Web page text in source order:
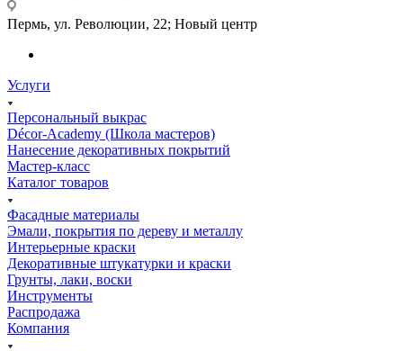
Пермь, ул. Революции, 22; Новый центр
Услуги
Персональный выкрас
Décor-Academy (Школа мастеров)
Нанесение декоративных покрытий
Мастер-класс
Каталог товаров
Фасадные материалы
Эмали, покрытия по дереву и металлу
Интерьерные краски
Декоративные штукатурки и краски
Грунты, лаки, воски
Инструменты
Распродажа
Компания